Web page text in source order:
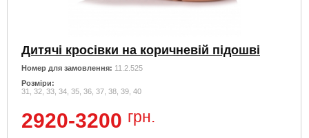
Дитячі кросівки на коричневій підошві
Номер для замовлення: 11.2.525
Розміри:
31, 32, 33, 34, 35, 36, 37, 38, 39, 40
2920-3200 грн.